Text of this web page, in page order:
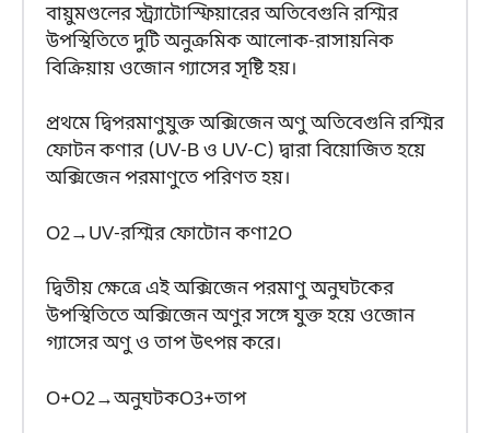
বায়ুমণ্ডলের স্ট্র্যাটোস্ফিয়ারের অতিবেগুনি রশ্মির
উপস্থিতিতে দুটি অনুক্রমিক আলোক-রাসায়নিক
বিক্রিয়ায় ওজোন গ্যাসের সৃষ্টি হয়।
প্রথমে দ্বিপরমাণুযুক্ত অক্সিজেন অণু অতিবেগুনি রশ্মির
ফোটন কণার (UV-B ও UV-C) দ্বারা বিয়োজিত হয়ে
অক্সিজেন পরমাণুতে পরিণত হয়।
O2→UV-রশ্মির ফোটোন কণা2O
দ্বিতীয় ক্ষেত্রে এই অক্সিজেন পরমাণু অনুঘটকের
উপস্থিতিতে অক্সিজেন অণুর সঙ্গে যুক্ত হয়ে ওজোন
গ্যাসের অণু ও তাপ উৎপন্ন করে।
O+O2→অনুঘটকO3+তাপ